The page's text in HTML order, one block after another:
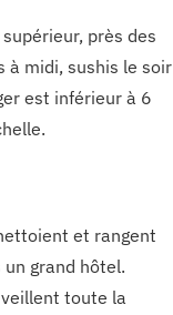
près des
à midi, sushis le soir
est inférieur à 6
et rangent
grand hôtel.
toute la